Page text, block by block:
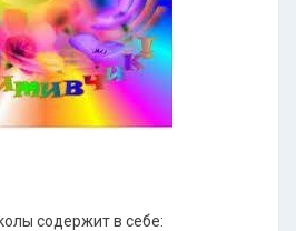
содержит в себе: